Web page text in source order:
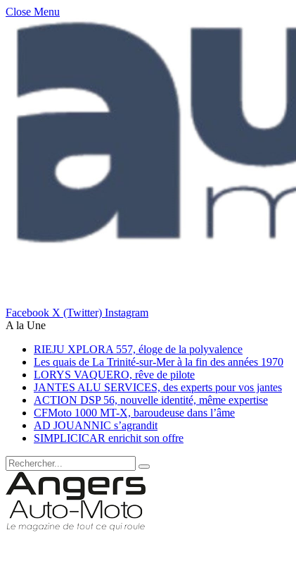
Close Menu
Facebook X (Twitter) Instagram
A la Une
RIEJU XPLORA 557, éloge de la polyvalence
Les quais de La Trinité-sur-Mer à la fin des années 1970
LORYS VAQUERO, rêve de pilote
JANTES ALU SERVICES, des experts pour vos jantes
ACTION DSP 56, nouvelle identité, même expertise
CFMoto 1000 MT-X, baroudeuse dans l’âme
AD JOUANNIC s’agrandit
SIMPLICICAR enrichit son offre